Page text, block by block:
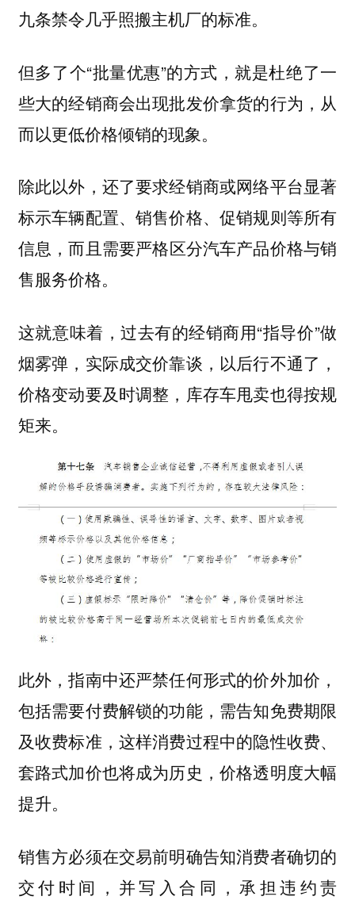
九条禁令几乎照搬主机厂的标准。
但多了个“批量优惠”的方式，就是杜绝了一
些大的经销商会出现批发价拿货的行为，从
而以更低价格倾销的现象。
除此以外，还了要求经销商或网络平台显著
标示车辆配置、销售价格、促销规则等所有
信息，而且需要严格区分汽车产品价格与销
售服务价格。
这就意味着，过去有的经销商用“指导价”做
烟雾弹，实际成交价靠谈，以后行不通了，
价格变动要及时调整，库存车甩卖也得按规
矩来。
此外，指南中还严禁任何形式的价外加价，
包括需要付费解锁的功能，需告知免费期限
及收费标准，这样消费过程中的隐性收费、
套路式加价也将成为历史，价格透明度大幅
提升。
销售方必须在交易前明确告知消费者确切的
交付时间，并写入合同，承担违约责